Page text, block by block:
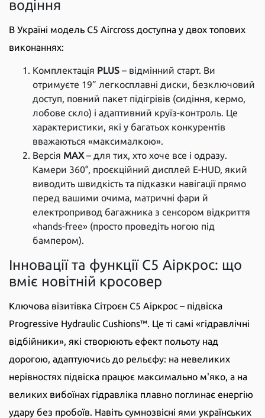
водіння
В Україні модель C5 Aircross доступна у двох топових
виконаннях:
Комплектація PLUS – відмінний старт. Ви
отримуєте 19” легкосплавні диски, безключовий
доступ, повний пакет підігрівів (сидіння, кермо,
лобове скло) і адаптивний круїз-контроль. Це
характеристики, які у багатьох конкурентів
вважаються «максималкою».
Версія MAX– для тих, хто хоче все і одразу.
Камери 360°, проєкційний дисплей E-HUD, який
виводить швидкість та підказки навігації прямо
перед вашими очима, матричні фари й
електропривод багажника з сенсором відкриття
«hands-free» (просто проведіть ногою під
бампером).
Інновації та функції С5 Аіркрос: що
вміє новітній кросовер
Ключова візитівка Сітроєн С5 Аіркрос – підвіска
Progressive Hydraulic Cushions™. Це ті самі «гідравлічні
відбійники», які створюють ефект польоту над
дорогою, адаптуючись до рельєфу: на невеликих
нерівностях підвіска працює максимально м'яко, а на
великих вибоїнах гідравліка плавно поглинає енергію
удару без пробоїв. Навіть сумнозвісні ями українських